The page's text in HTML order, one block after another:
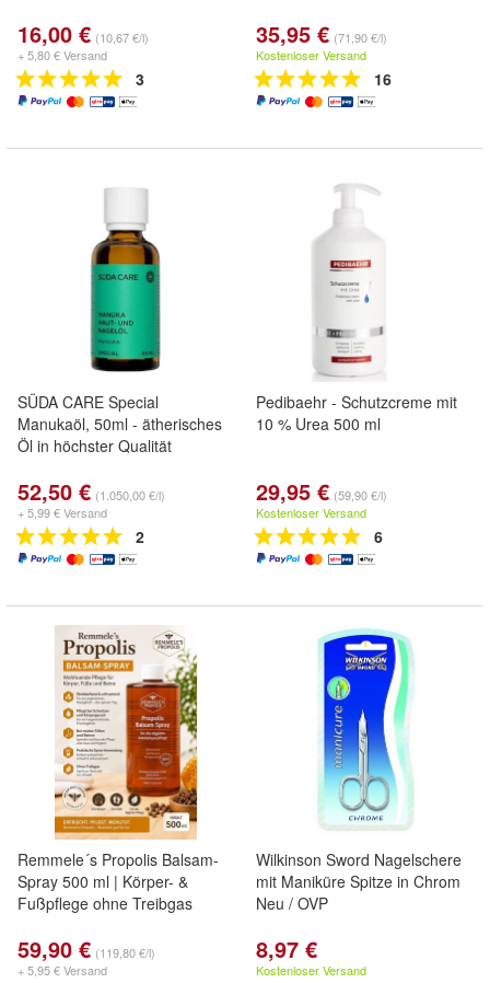
16,00 € (10,67 €/l)
+ 5,80 € Versand
3
35,95 € (71,90 €/l)
Kostenloser Versand
16
SÜDA CARE Special
Manukaöl, 50ml - ätherisches
Öl in höchster Qualität
52,50 € (1.050,00 €/l)
+ 5,99 € Versand
2
Pedibaehr - Schutzcreme mit
10 % Urea 500 ml
29,95 € (59,90 €/l)
Kostenloser Versand
6
Remmele´s Propolis Balsam-
Spray 500 ml | Körper- &
Fußpflege ohne Treibgas
59,90 € (119,80 €/l)
+ 5,95 € Versand
Wilkinson Sword Nagelschere
mit Maniküre Spitze in Chrom
Neu / OVP
8,97 €
Kostenloser Versand